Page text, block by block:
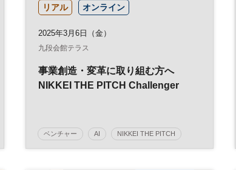
リアル オンライン
2025年3月6日（金）
九段会館テラス
事業創造・変革に取り組む方へ
NIKKEI THE PITCH Challenger
ベンチャー AI NIKKEI THE PITCH